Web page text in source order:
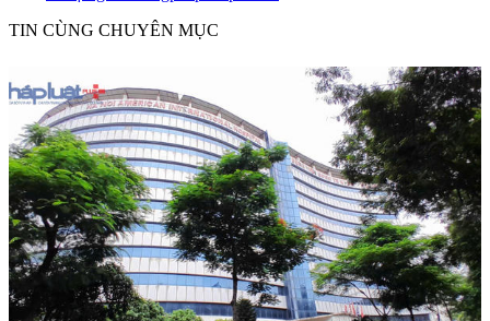
TIN CÙNG CHUYÊN MỤC